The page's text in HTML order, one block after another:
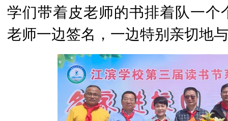
学们带着皮老师的书排着队一个
老师一边签名，一边特别亲切地